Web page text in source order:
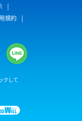
規約
クして